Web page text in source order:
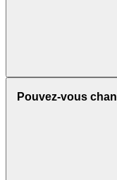
Pouvez-vous